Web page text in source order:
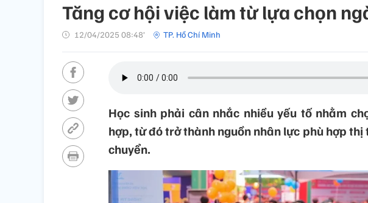
Tăng cơ hội việc làm từ lựa chọn
12/04/2025 08:48’ TP. Hồ Chí Minh
Học sinh phải cân nhắc nhiều yếu tố nhằm
hợp, từ đó trở thành nguồn nhân lực phù hợp
chuyển.